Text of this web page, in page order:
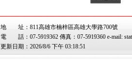
地 址：811高雄市楠梓區高雄大學路700號
電 話：07-5919362 傳真：07-5919360 e-mail:
更新日期：2026/8/6 下午 03:18:51